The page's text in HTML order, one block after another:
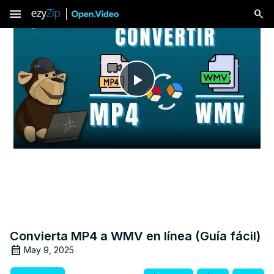
menu
Play
Video
Convierta MP4 a WMV en línea (Guía fácil)
May 9, 2025